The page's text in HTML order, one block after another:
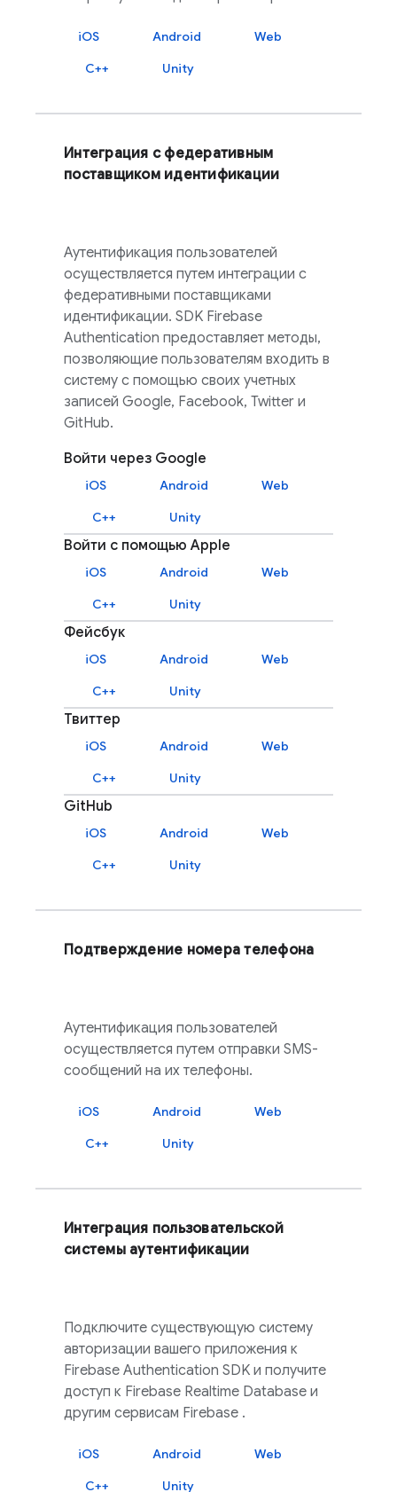
iOS Android
Web
C++
Unity
Интеграция с федеративным
поставщиком идентификации
Аутентификация пользователей
осуществляется путем интеграции с
федеративными поставщиками
идентификации. SDK Firebase
Authentication предоставляет методы,
позволяющие пользователям входить в
систему с помощью своих учетных
записей Google, Facebook, Twitter и
GitHub.
Войти через Google
iOS Android
Web
C++
Unity
Войти с помощью Apple
iOS Android
Web
C++
Unity
Фейсбук
iOS Android
Web
C++
Unity
Твиттер
iOS Android
Web
C++
Unity
GitHub
iOS Android
Web
C++
Unity
Подтверждение номера телефона
Аутентификация пользователей
осуществляется путем отправки SMS-
сообщений на их телефоны.
iOS Android
Web
C++
Unity
Интеграция пользовательской
системы аутентификации
Подключите существующую систему
авторизации вашего приложения к
Firebase Authentication SDK и получите
доступ к Firebase Realtime Database и
другим сервисам Firebase .
iOS Android
Web
C++
Unity